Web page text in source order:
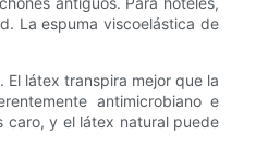
La espuma viscoelástica de
látex transpira mejor que la
antimicrobiano e
caro, y el látex natural puede